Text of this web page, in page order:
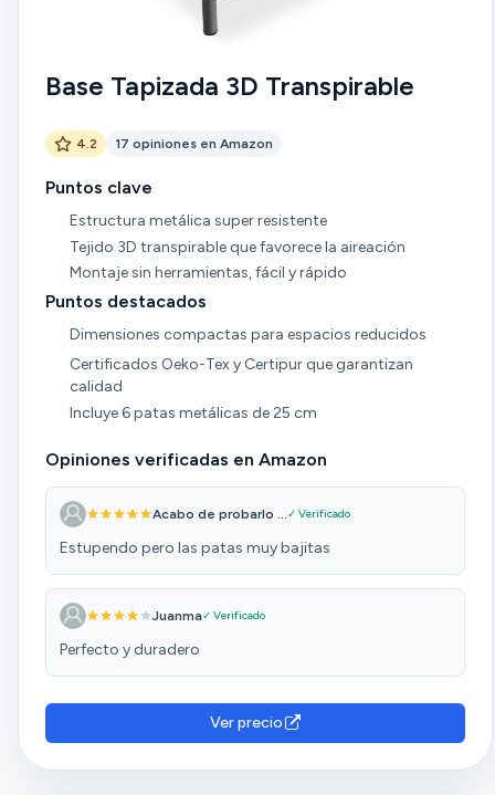
Base Tapizada 3D Transpirable
4.2 17 opiniones en Amazon
Puntos clave
Estructura metálica super resistente
Tejido 3D transpirable que favorece la aireación
Montaje sin herramientas, fácil y rápido
Puntos destacados
Dimensiones compactas para espacios reducidos
Certificados Oeko-Tex y Certipur que garantizan
calidad
Incluye 6 patas metálicas de 25 cm
Opiniones verificadas en Amazon
Acabo de probarlo ...✓ Verificado
Estupendo pero las patas muy bajitas
Juanma✓ Verificado
Perfecto y duradero
Ver precio